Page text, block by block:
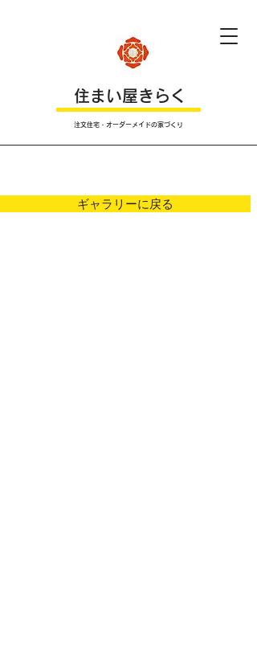
​住まい屋きらく
注文住宅・オーダーメイドの家づくり
ギャラリーに戻る